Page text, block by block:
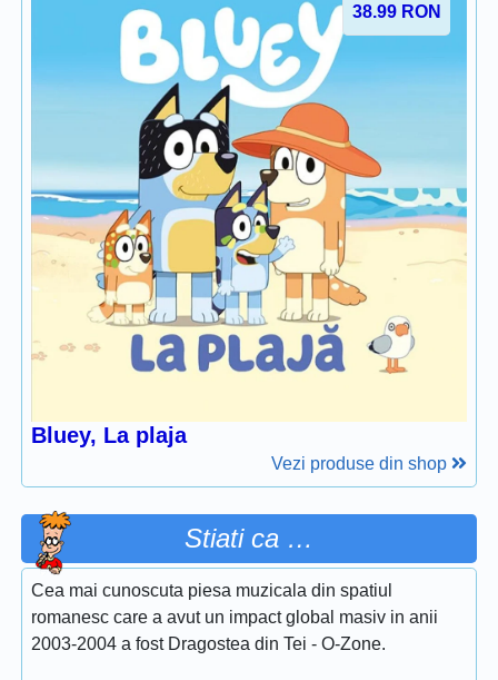
38.99 RON
Bluey, La plaja
Vezi produse din shop
Stiati ca …
Cea mai cunoscuta piesa muzicala din spatiul
romanesc care a avut un impact global masiv in anii
2003-2004 a fost Dragostea din Tei - O-Zone.